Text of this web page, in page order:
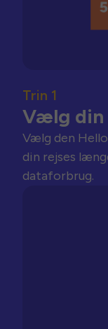
Trin 1
Vælg din
Vælg den
din rejses
dataforbrug.